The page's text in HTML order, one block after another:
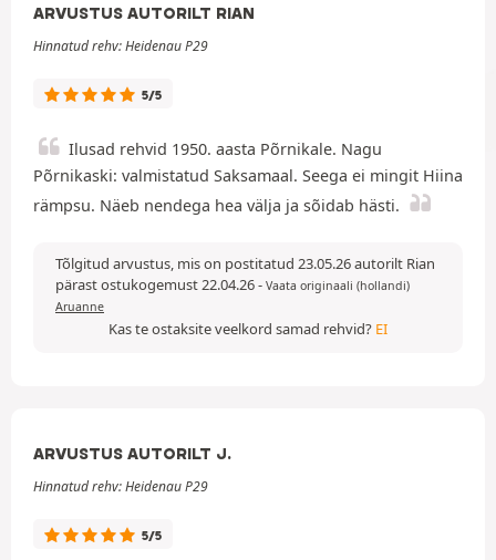
ARVUSTUS AUTORILT RIAN
Hinnatud rehv: Heidenau P29
5/5
Ilusad rehvid 1950. aasta Põrnikale. Nagu
Põrnikaski: valmistatud Saksamaal. Seega ei mingit Hiina
rämpsu. Näeb nendega hea välja ja sõidab hästi.
Tõlgitud arvustus, mis on postitatud 23.05.26 autorilt Rian
pärast ostukogemust 22.04.26- Vaata originaali (hollandi)
Aruanne
Kas te ostaksite veelkord samad rehvid? EI
ARVUSTUS AUTORILT J.
Hinnatud rehv: Heidenau P29
5/5